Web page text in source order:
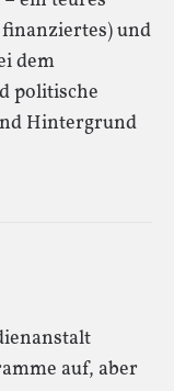
und
dem
politische
Hintergrund
auf, aber